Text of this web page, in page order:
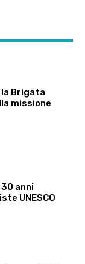
la Brigata
missione
anni
UNESCO